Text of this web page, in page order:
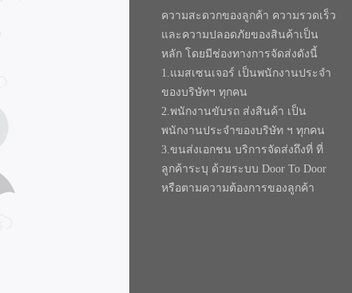
ความสะดวกของลูกค้า ความรวดเร็ว
และความปลอดภัยของสินค้าเป็น
หลัก โดยมีช่องทางการจัดส่งดังนี้
1.แมสเซนเจอร์ เป็นพนักงานประจำ
ของบริษัทฯ ทุกคน
2.พนักงานขับรถ ส่งสินค้า เป็น
พนักงานประจำของบริษัท ฯ ทุกคน
3.ขนส่งเอกชน บริการจัดส่งถึงที่ ที่
ลูกค้าระบุ ด้วยระบบ Door To Door
หรือตามความต้องการของลูกค้า